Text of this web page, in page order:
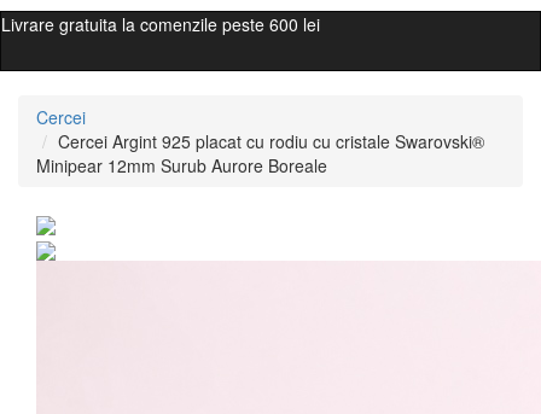
Livrare gratuita la comenzile peste 600 lei
Cercei
Cercei Argint 925 placat cu rodiu cu cristale Swarovski®
Minipear 12mm Surub Aurore Boreale